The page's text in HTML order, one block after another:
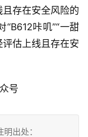
且存在安全风险的
咔叽”“一甜
评估上线且存在安
号
出处：